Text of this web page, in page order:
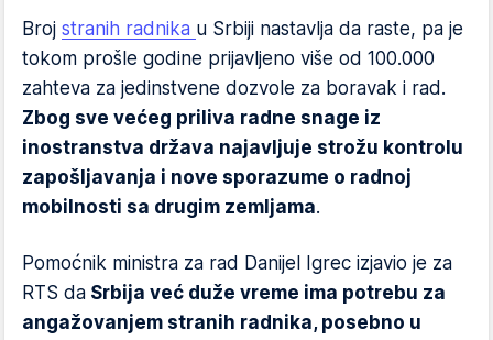
Broj stranih radnika u Srbiji nastavlja da raste, pa je
tokom prošle godine prijavljeno više od 100.000
zahteva za jedinstvene dozvole za boravak i rad.
Zbog sve većeg priliva radne snage iz
inostranstva država najavljuje strožu kontrolu
zapošljavanja i nove sporazume o radnoj
mobilnosti sa drugim zemljama.
Pomoćnik ministra za rad Danijel Igrec izjavio je za
RTS da Srbija već duže vreme ima potrebu za
angažovanjem stranih radnika, posebno u